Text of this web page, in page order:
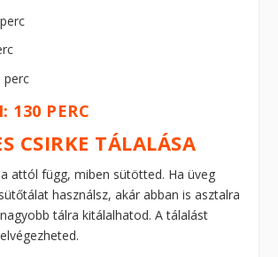
perc
130 PERC
CSIRKE TÁLALÁSA
attól függ, miben sütötted. Ha üveg
használsz, akár abban is asztalra
tálra kitálalhatod. A tálalást